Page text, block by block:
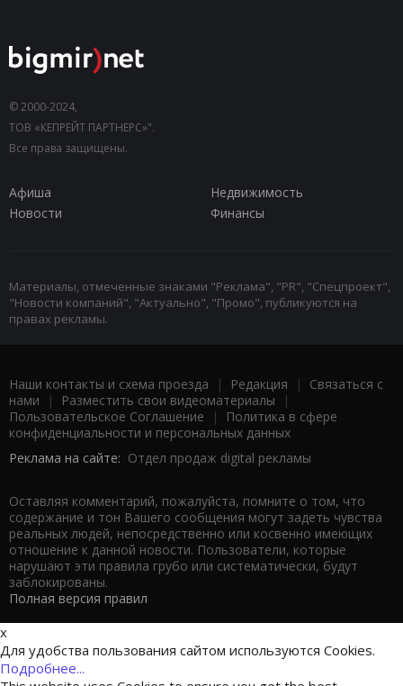
© 2000-2024,
ТОВ «КЕПРЕЙТ ПАРТНЕРС»".
Все права защищены.
Афиша
Недвижимость
Новости
Финансы
Материалы, отмеченные знаками "Реклама", "PR", "Спецпроект",
"Новости компаний", "Актуально", "Промо", публикуются на
правах рекламы.
Наши контакты и схема проезда | Редакция | Связаться с
нами | Разместить свои видеоматериалы |
Пользовательское Соглашение |
Политика в сфере
конфиденциальности и персональных данных
Реклама на сайте: Отдел продаж digital рекламы
Оставляя комментарий, пожалуйста, помните о том, что
содержание и тон Вашего сообщения могут задеть чувства
реальных людей, непосредственно или косвенно имеющих
отношение к данной новости. Пользователи, которые
нарушают эти правила грубо или систематически, будут
заблокированы.
Полная версия правил
x
Для удобства пользования сайтом используются Cookies.
Подробнее...